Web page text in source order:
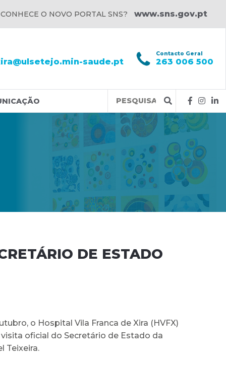
O NOVO PORTAL SNS? www.sns.gov.pt
saude.pt
Contacto Geral
263 006 500
Query
DE ESTADO
o Hospital Vila Franca de Xira (HVFX)
oficial do Secretário de Estado da
Teixeira.